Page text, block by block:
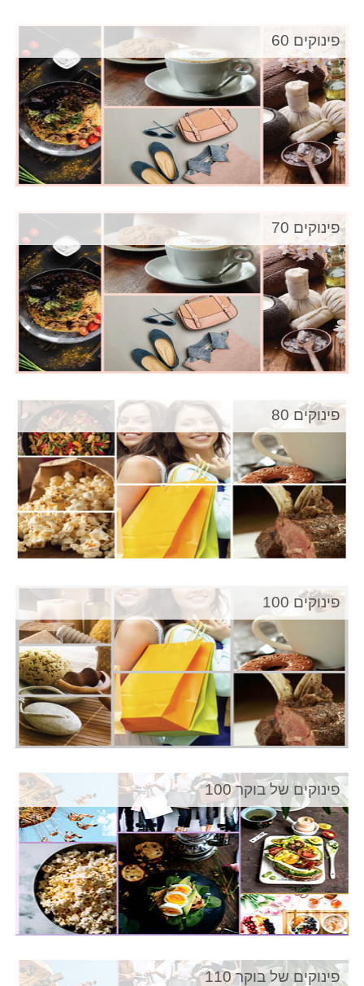
פינוקים 60
פינוקים 70
פינוקים 80
פינוקים 100
פינוקים של בוקר 100
פינוקים של בוקר 110